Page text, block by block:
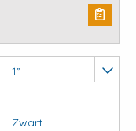
aantal
1”
Zwart